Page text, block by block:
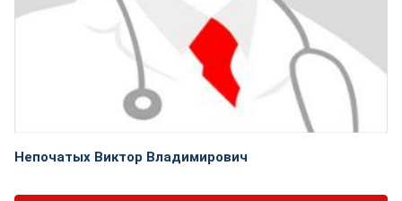
Непочатых Виктор Владимирович